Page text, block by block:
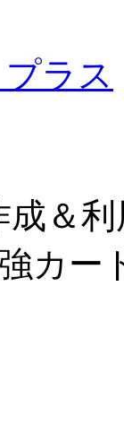
ラス
成＆
カ